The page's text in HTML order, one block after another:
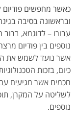
כאשר מחפשים
ובראשונה בסיבה
עבורו – לדוגמא,
נוספים בין פודיום
אשר נועד לשמש את
כיום, בזכות
חכמים אשר מגיעים
לשליטה על המקרן,
נוספים.